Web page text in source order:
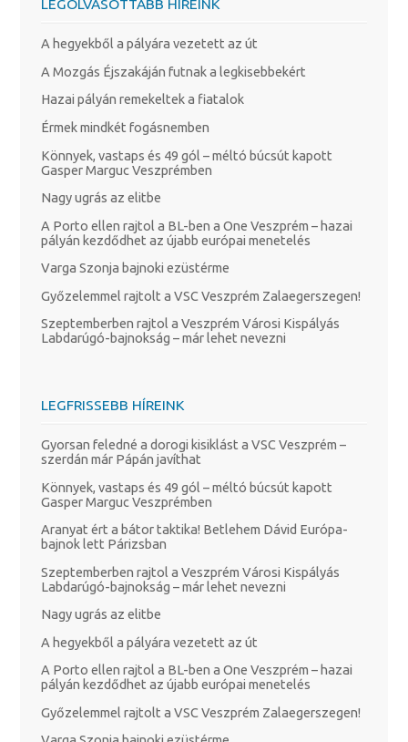
LEGOLVASOTTABB HÍREINK
A hegyekből a pályára vezetett az út
A Mozgás Éjszakáján futnak a legkisebbekért
Hazai pályán remekeltek a fiatalok
Érmek mindkét fogásnemben
Könnyek, vastaps és 49 gól – méltó búcsút kapott
Gasper Marguc Veszprémben
Nagy ugrás az elitbe
A Porto ellen rajtol a BL-ben a One Veszprém – hazai
pályán kezdődhet az újabb európai menetelés
Varga Szonja bajnoki ezüstérme
Győzelemmel rajtolt a VSC Veszprém Zalaegerszegen!
Szeptemberben rajtol a Veszprém Városi Kispályás
Labdarúgó-bajnokság – már lehet nevezni
LEGFRISSEBB HÍREINK
Gyorsan feledné a dorogi kisiklást a VSC Veszprém –
szerdán már Pápán javíthat
Könnyek, vastaps és 49 gól – méltó búcsút kapott
Gasper Marguc Veszprémben
Aranyat ért a bátor taktika! Betlehem Dávid Európa-
bajnok lett Párizsban
Szeptemberben rajtol a Veszprém Városi Kispályás
Labdarúgó-bajnokság – már lehet nevezni
Nagy ugrás az elitbe
A hegyekből a pályára vezetett az út
A Porto ellen rajtol a BL-ben a One Veszprém – hazai
pályán kezdődhet az újabb európai menetelés
Győzelemmel rajtolt a VSC Veszprém Zalaegerszegen!